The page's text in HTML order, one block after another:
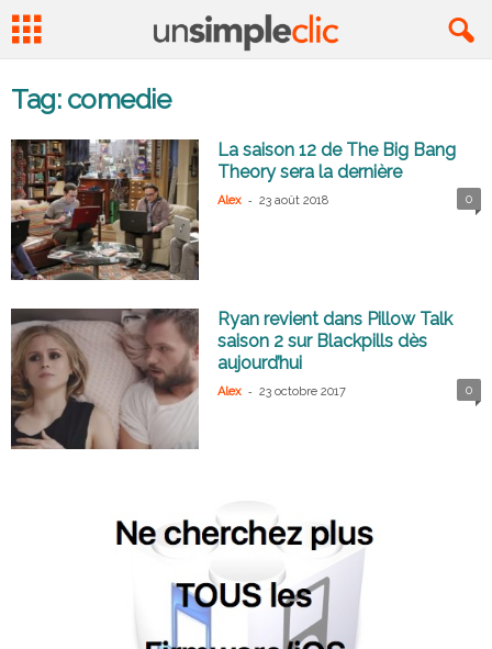
Tag: comedie
La saison 12 de The Big Bang
Theory sera la dernière
Alex - 23 août 2018 0
Ryan revient dans Pillow Talk
saison 2 sur Blackpills dès
aujourd’hui
Alex - 23 octobre 2017 0